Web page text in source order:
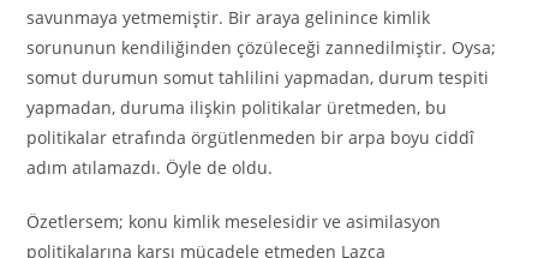
savunmaya yetmemiştir. Bir araya gelinince kimlik
sorununun kendiliğinden çözüleceği zannedilmiştir. Oysa;
somut durumun somut tahlilini yapmadan, durum tespiti
yapmadan, duruma ilişkin politikalar üretmeden, bu
politikalar etrafında örgütlenmeden bir arpa boyu ciddî
adım atılamazdı. Öyle de oldu.
Özetlersem; konu kimlik meselesidir ve asimilasyon
politikalarına karşı mücadele etmeden Lazca